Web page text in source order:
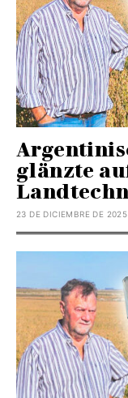
glänzte
23 DE DICIEMBRE DE 2025